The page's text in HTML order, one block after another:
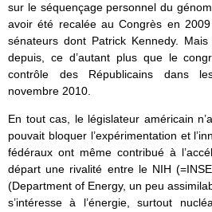
sur le séquençage personnel du
avoir été recalée au Congrès en
sénateurs dont Patrick Kennedy.
depuis, ce d’autant plus que le
contrôle des Républicains dans
novembre 2010.
En tout cas, le législateur américain
pouvait bloquer l’expérimentation et
fédéraux ont même contribué à
départ une rivalité entre le NIH
(Department of Energy, un peu
s’intéresse à l’énergie, surtout